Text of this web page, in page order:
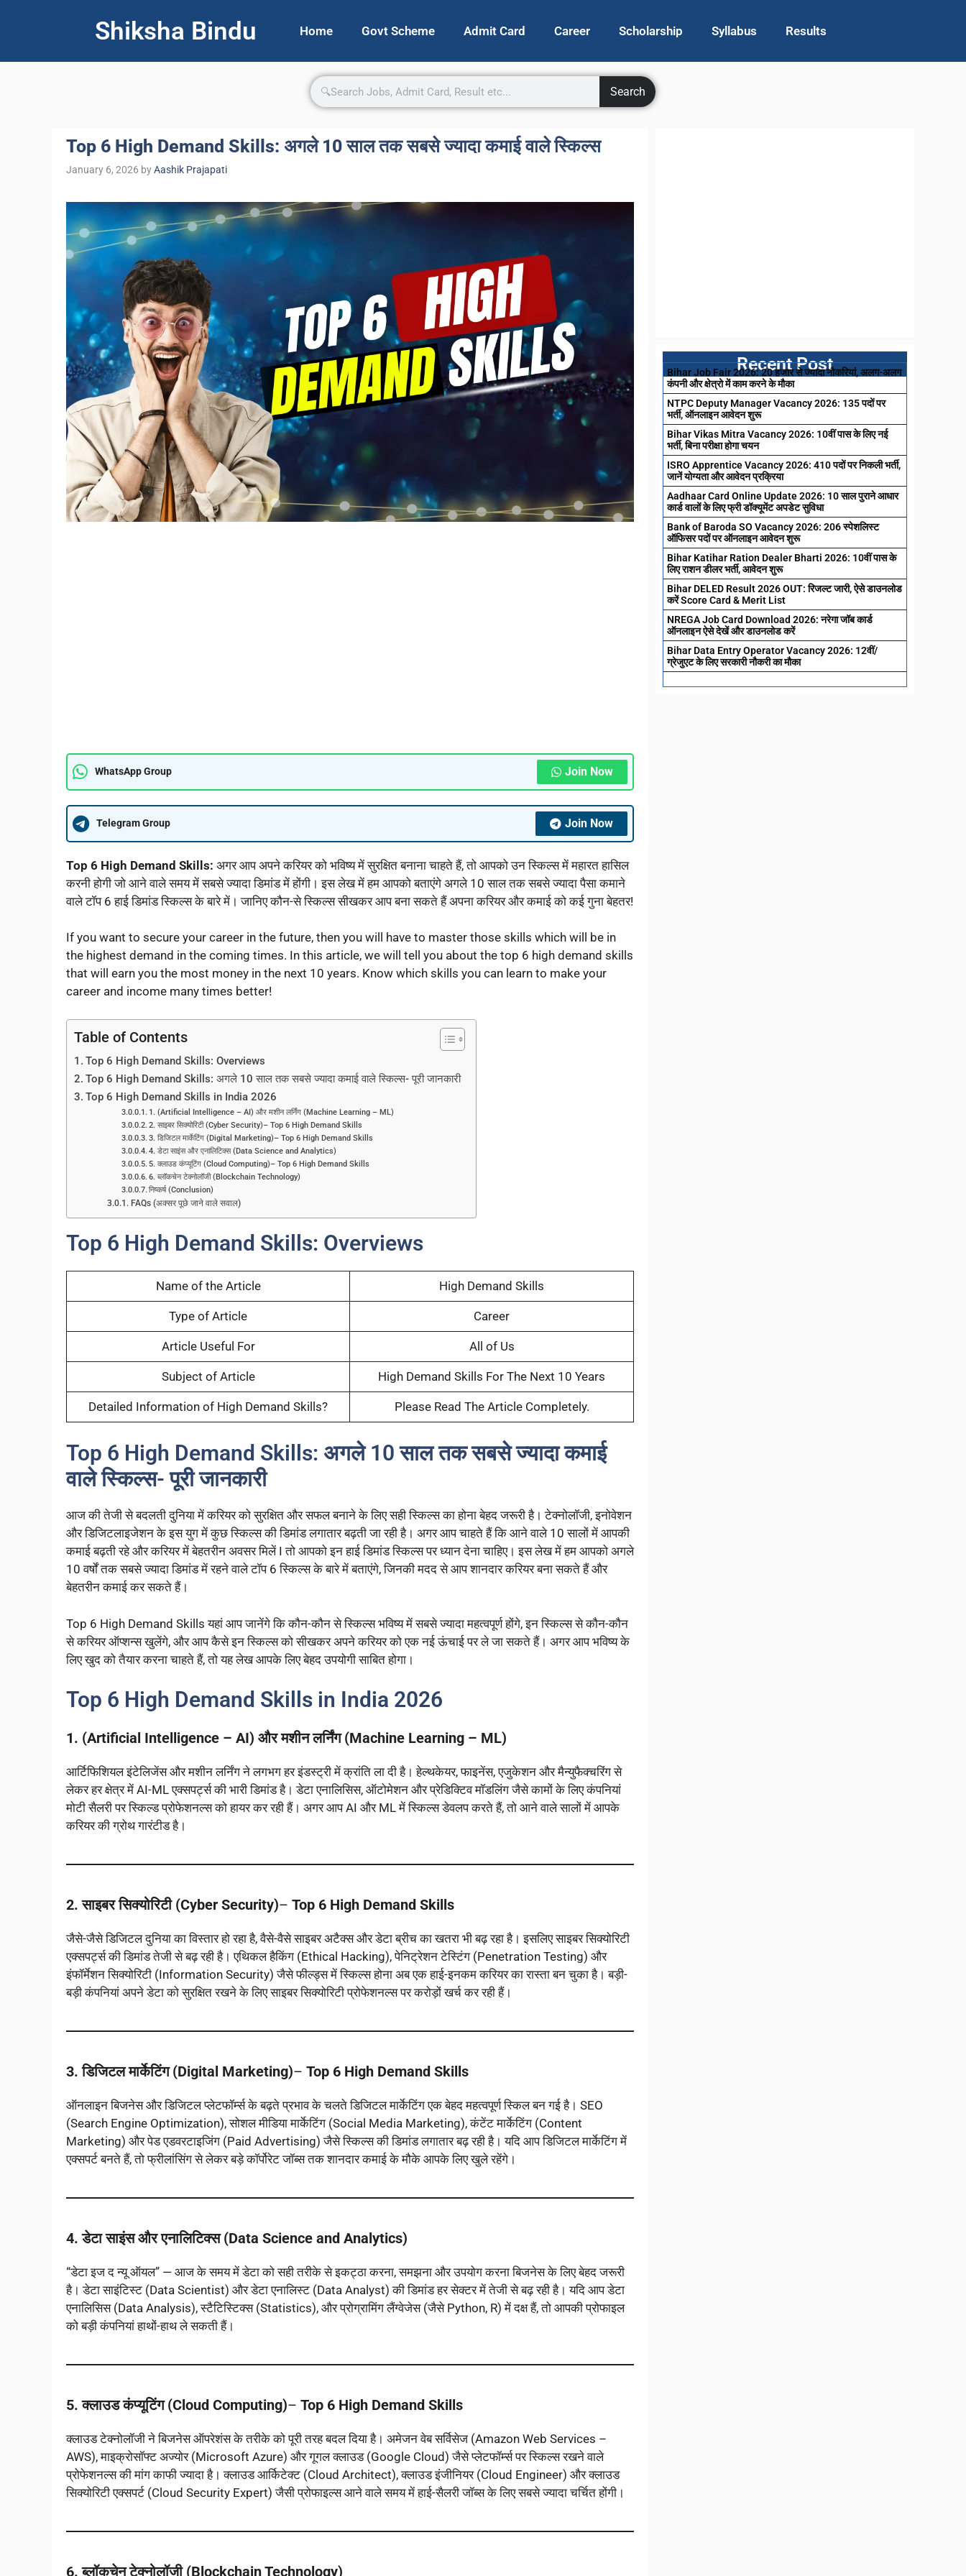
Shiksha Bindu Home Govt Scheme Admit Card Career Scholarship Syllabus Results
Search
Top 6 High Demand Skills: अगले 10 साल तक सबसे ज्यादा कमाई वाले स्किल्स
January 6, 2026 byAashik Prajapati
WhatsApp Group Join Now
Telegram Group Join Now
Top 6 High Demand Skills: अगर आप अपने करियर को भविष्य में सुरक्षित बनाना चाहते हैं, तो आपको उन स्किल्स में महारत हासिल
करनी होगी जो आने वाले समय में सबसे ज्यादा डिमांड में होंगी। इस लेख में हम आपको बताएंगे अगले 10 साल तक सबसे ज्यादा पैसा कमाने
वाले टॉप 6 हाई डिमांड स्किल्स के बारे में। जानिए कौन-से स्किल्स सीखकर आप बना सकते हैं अपना करियर और कमाई को कई गुना बेहतर!
If you want to secure your career in the future, then you will have to master those skills which will be in
the highest demand in the coming times. In this article, we will tell you about the top 6 high demand skills
that will earn you the most money in the next 10 years. Know which skills you can learn to make your
career and income many times better!
Table of Contents
Top 6 High Demand Skills: Overviews
Top 6 High Demand Skills: अगले 10 साल तक सबसे ज्यादा कमाई वाले स्किल्स- पूरी जानकारी
Top 6 High Demand Skills in India 2026
1. (Artificial Intelligence – AI) और मशीन लर्निंग (Machine Learning – ML)
2. साइबर सिक्योरिटी (Cyber Security)– Top 6 High Demand Skills
3. डिजिटल मार्केटिंग (Digital Marketing)– Top 6 High Demand Skills
4. डेटा साइंस और एनालिटिक्स (Data Science and Analytics)
5. क्लाउड कंप्यूटिंग (Cloud Computing)– Top 6 High Demand Skills
6. ब्लॉकचेन टेक्नोलॉजी (Blockchain Technology)
निष्कर्ष (Conclusion)
FAQs (अक्सर पूछे जाने वाले सवाल)
Top 6 High Demand Skills: Overviews
Name of the Article High Demand Skills
Type of Article Career
Article Useful For All of Us
Subject of Article High Demand Skills For The Next 10 Years
Detailed Information of High Demand Skills? Please Read The Article Completely.
Top 6 High Demand Skills: अगले 10 साल तक सबसे ज्यादा कमाई
वाले स्किल्स- पूरी जानकारी
आज की तेजी से बदलती दुनिया में करियर को सुरक्षित और सफल बनाने के लिए सही स्किल्स का होना बेहद जरूरी है। टेक्नोलॉजी, इनोवेशन
और डिजिटलाइजेशन के इस युग में कुछ स्किल्स की डिमांड लगातार बढ़ती जा रही है। अगर आप चाहते हैं कि आने वाले 10 सालों में आपकी
कमाई बढ़ती रहे और करियर में बेहतरीन अवसर मिलें I तो आपको इन हाई डिमांड स्किल्स पर ध्यान देना चाहिए। इस लेख में हम आपको अगले
10 वर्षों तक सबसे ज्यादा डिमांड में रहने वाले टॉप 6 स्किल्स के बारे में बताएंगे, जिनकी मदद से आप शानदार करियर बना सकते हैं और
बेहतरीन कमाई कर सकते हैं।
Top 6 High Demand Skills यहां आप जानेंगे कि कौन-कौन से स्किल्स भविष्य में सबसे ज्यादा महत्वपूर्ण होंगे, इन स्किल्स से कौन-कौन
से करियर ऑप्शन्स खुलेंगे, और आप कैसे इन स्किल्स को सीखकर अपने करियर को एक नई ऊंचाई पर ले जा सकते हैं। अगर आप भविष्य के
लिए खुद को तैयार करना चाहते हैं, तो यह लेख आपके लिए बेहद उपयोगी साबित होगा।
Top 6 High Demand Skills in India 2026
1. (Artificial Intelligence – AI) और मशीन लर्निंग (Machine Learning – ML)
आर्टिफिशियल इंटेलिजेंस और मशीन लर्निंग ने लगभग हर इंडस्ट्री में क्रांति ला दी है। हेल्थकेयर, फाइनेंस, एजुकेशन और मैन्युफैक्चरिंग से
लेकर हर क्षेत्र में AI-ML एक्सपर्ट्स की भारी डिमांड है। डेटा एनालिसिस, ऑटोमेशन और प्रेडिक्टिव मॉडलिंग जैसे कामों के लिए कंपनियां
मोटी सैलरी पर स्किल्ड प्रोफेशनल्स को हायर कर रही हैं। अगर आप AI और ML में स्किल्स डेवलप करते हैं, तो आने वाले सालों में आपके
करियर की ग्रोथ गारंटीड है।
2. साइबर सिक्योरिटी (Cyber Security)– Top 6 High Demand Skills
जैसे-जैसे डिजिटल दुनिया का विस्तार हो रहा है, वैसे-वैसे साइबर अटैक्स और डेटा ब्रीच का खतरा भी बढ़ रहा है। इसलिए साइबर सिक्योरिटी
एक्सपर्ट्स की डिमांड तेजी से बढ़ रही है। एथिकल हैकिंग (Ethical Hacking), पेनिट्रेशन टेस्टिंग (Penetration Testing) और
इंफॉर्मेशन सिक्योरिटी (Information Security) जैसे फील्ड्स में स्किल्स होना अब एक हाई-इनकम करियर का रास्ता बन चुका है। बड़ी-
बड़ी कंपनियां अपने डेटा को सुरक्षित रखने के लिए साइबर सिक्योरिटी प्रोफेशनल्स पर करोड़ों खर्च कर रही हैं।
3. डिजिटल मार्केटिंग (Digital Marketing)– Top 6 High Demand Skills
ऑनलाइन बिजनेस और डिजिटल प्लेटफॉर्म्स के बढ़ते प्रभाव के चलते डिजिटल मार्केटिंग एक बेहद महत्वपूर्ण स्किल बन गई है। SEO
(Search Engine Optimization), सोशल मीडिया मार्केटिंग (Social Media Marketing), कंटेंट मार्केटिंग (Content
Marketing) और पेड एडवरटाइजिंग (Paid Advertising) जैसे स्किल्स की डिमांड लगातार बढ़ रही है। यदि आप डिजिटल मार्केटिंग में
एक्सपर्ट बनते हैं, तो फ्रीलांसिंग से लेकर बड़े कॉर्पोरेट जॉब्स तक शानदार कमाई के मौके आपके लिए खुले रहेंगे।
4. डेटा साइंस और एनालिटिक्स (Data Science and Analytics)
“डेटा इज द न्यू ऑयल” — आज के समय में डेटा को सही तरीके से इकट्ठा करना, समझना और उपयोग करना बिजनेस के लिए बेहद जरूरी
है। डेटा साइंटिस्ट (Data Scientist) और डेटा एनालिस्ट (Data Analyst) की डिमांड हर सेक्टर में तेजी से बढ़ रही है। यदि आप डेटा
एनालिसिस (Data Analysis), स्टैटिस्टिक्स (Statistics), और प्रोग्रामिंग लैंग्वेजेस (जैसे Python, R) में दक्ष हैं, तो आपकी प्रोफाइल
को बड़ी कंपनियां हाथों-हाथ ले सकती हैं।
5. क्लाउड कंप्यूटिंग (Cloud Computing)– Top 6 High Demand Skills
क्लाउड टेक्नोलॉजी ने बिजनेस ऑपरेशंस के तरीके को पूरी तरह बदल दिया है। अमेजन वेब सर्विसेज (Amazon Web Services –
AWS), माइक्रोसॉफ्ट अज्योर (Microsoft Azure) और गूगल क्लाउड (Google Cloud) जैसे प्लेटफॉर्म्स पर स्किल्स रखने वाले
प्रोफेशनल्स की मांग काफी ज्यादा है। क्लाउड आर्किटेक्ट (Cloud Architect), क्लाउड इंजीनियर (Cloud Engineer) और क्लाउड
सिक्योरिटी एक्सपर्ट (Cloud Security Expert) जैसी प्रोफाइल्स आने वाले समय में हाई-सैलरी जॉब्स के लिए सबसे ज्यादा चर्चित होंगी।
6. ब्लॉकचेन टेक्नोलॉजी (Blockchain Technology)
Recent Post
Bihar Job Fair 2026: 20 हजार से ज्यादा नौकरियां, अलग-अलग
कंपनी और क्षेत्रो में काम करने के मौका
NTPC Deputy Manager Vacancy 2026: 135 पदों पर
भर्ती, ऑनलाइन आवेदन शुरू
Bihar Vikas Mitra Vacancy 2026: 10वीं पास के लिए नई
भर्ती, बिना परीक्षा होगा चयन
ISRO Apprentice Vacancy 2026: 410 पदों पर निकली भर्ती,
जानें योग्यता और आवेदन प्रक्रिया
Aadhaar Card Online Update 2026: 10 साल पुराने आधार
कार्ड वालों के लिए फ्री डॉक्यूमेंट अपडेट सुविधा
Bank of Baroda SO Vacancy 2026: 206 स्पेशलिस्ट
ऑफिसर पदों पर ऑनलाइन आवेदन शुरू
Bihar Katihar Ration Dealer Bharti 2026: 10वीं पास के
लिए राशन डीलर भर्ती, आवेदन शुरू
Bihar DELED Result 2026 OUT: रिजल्ट जारी, ऐसे डाउनलोड
करें Score Card & Merit List
NREGA Job Card Download 2026: नरेगा जॉब कार्ड
ऑनलाइन ऐसे देखें और डाउनलोड करें
Bihar Data Entry Operator Vacancy 2026: 12वीं/
ग्रेजुएट के लिए सरकारी नौकरी का मौका